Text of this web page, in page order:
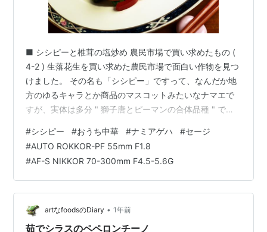
■ シシピーと椎茸の塩炒め 農民市場で買い求めたもの (
4-2 ) 生落花生を買い求めた農民市場で面白い作物を見つ
けました。 その名も「シシピー」ですって、なんだか地
方のゆるキャラとか商品のマスコットみたいなナマエで
すが、実体は多分 " 獅子唐とピーマンの合体品種 " でし
りやすくていいと思います。大きさは獅子唐とピーマン
の中間くらい、色ツヤはピーマンのDNAが強いかな… シ
シピーと原木椎茸帰宅して早速そいつを生でカジってみ
ますと、まさにそのナマエ通りのズバリなお味…本当に
獅子唐とピーマンの合いの子ってカンジの風味と香り＆
食感です。中途ハンパ…
#シシピー #おうち中華 #ナミアゲハ #セージ
#AUTO ROKKOR-PF 55mm F1.8
#AF-S NIKKOR 70-300mm F4.5-5.6G
artなfoodsのDiary • 1年前
茹でシラスのペペロンチーノ